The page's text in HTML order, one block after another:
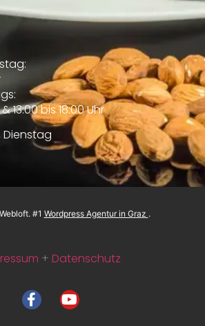
13:00 bis 18:00 Uhr
Webloft. #1 Wordpress Agentur in Graz .
+ Datenschutz